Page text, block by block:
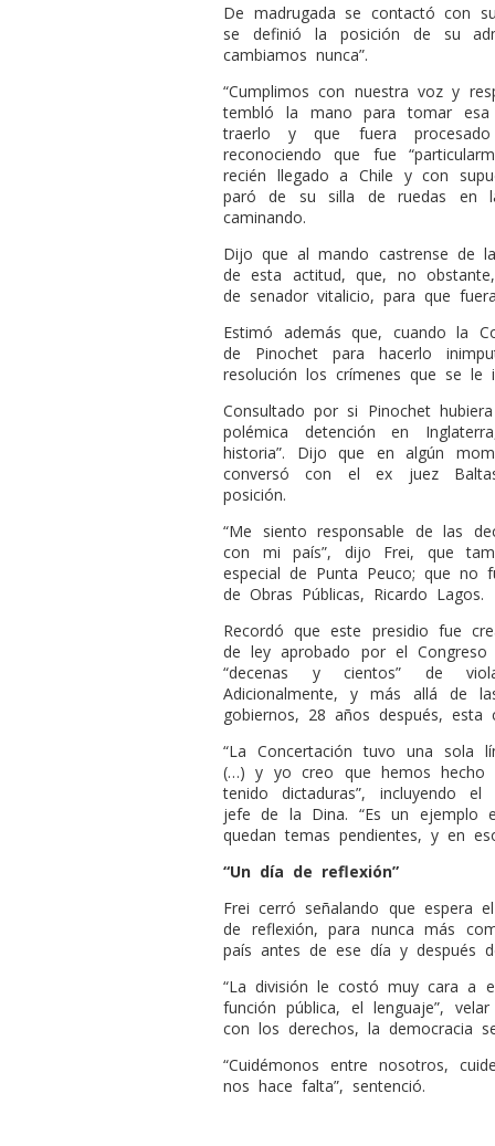
De madrugada se contactó con
se definió la posición de su
cambiamos nunca”.
“Cumplimos con nuestra voz y
tembló la mano para tomar
traerlo y que fuera
reconociendo que fue
recién llegado a Chile y con
paró de su silla de ruedas en
caminando.
Dijo que al mando castrense de
de esta actitud, que, no
de senador vitalicio, para que
Estimó además que, cuando la
de Pinochet para hacerlo
resolución los crímenes que se le
Consultado por si Pinochet
polémica detención en
historia”. Dijo que en algún
conversó con el ex juez
posición.
“Me siento responsable de las
con mi país”, dijo Frei, que
especial de Punta Peuco; que no
de Obras Públicas, Ricardo Lagos.
Recordó que este presidio fue
de ley aprobado por el
“decenas y cientos” de
Adicionalmente, y más allá de
gobiernos, 28 años después, esta
“La Concertación tuvo una sola
(…) y yo creo que hemos hecho
tenido dictaduras”, incluyendo
jefe de la Dina. “Es un ejemplo
quedan temas pendientes, y en
“Un día de reflexión”
Frei cerró señalando que espera
de reflexión, para nunca más
país antes de ese día y después
“La división le costó muy cara a
función pública, el lenguaje”,
con los derechos, la democracia
“Cuidémonos entre nosotros,
nos hace falta”, sentenció.